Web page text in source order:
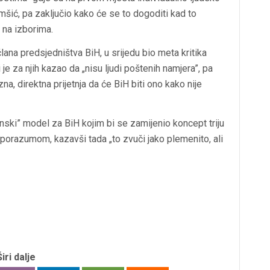
pa zaključio kako će se to dogoditi kad to
izborima.
predsjedništva BiH, u srijedu bio meta kritika
za njih kazao da „nisu ljudi poštenih namjera”, pa
direktna prijetnja da će BiH biti ono kako nije
model za BiH kojim bi se zamijenio koncept triju
kazavši tada „to zvuči jako plemenito, ali
dalje